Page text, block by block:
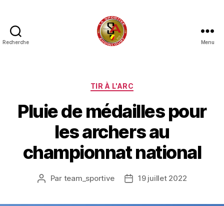
Recherche
gym,
éveil,
tir
à
l'arc,
jeux
de
société,
sciences
et
Menu
Catégories
TIR À L'ARC
Pluie de médailles pour
les archers au
championnat national
Auteur
Par team_sportive
Date19 juillet 2022